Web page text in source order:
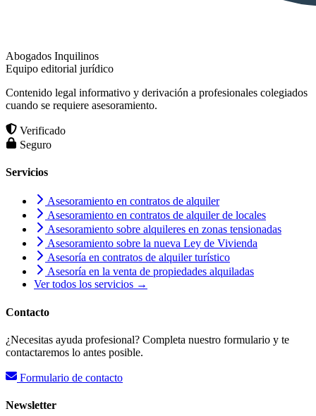
Abogados Inquilinos
Equipo editorial jurídico
Contenido legal informativo y derivación a profesionales colegiados
cuando se requiere asesoramiento.
Verificado
Seguro
Servicios
Asesoramiento en contratos de alquiler
Asesoramiento en contratos de alquiler de locales
Asesoramiento sobre alquileres en zonas tensionadas
Asesoramiento sobre la nueva Ley de Vivienda
Asesoría en contratos de alquiler turístico
Asesoría en la venta de propiedades alquiladas
Ver todos los servicios →
Contacto
¿Necesitas ayuda profesional? Completa nuestro formulario y te
contactaremos lo antes posible.
Formulario de contacto
Newsletter